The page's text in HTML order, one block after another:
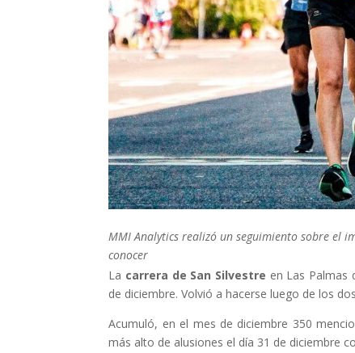
MMI Analytics realizó un seguimiento sobre el
conocer
La carrera de San Silvestre en Las Palmas
de diciembre. Volvió a hacerse luego de los
Acumuló, en el mes de diciembre 350
más alto de alusiones el día 31 de diciembre